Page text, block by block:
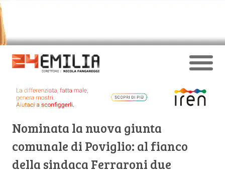
Nominata la nuova giunta
comunale di Poviglio: al fianco
della sindaca Ferraroni due